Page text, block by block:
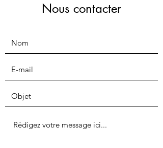
Nous contacter